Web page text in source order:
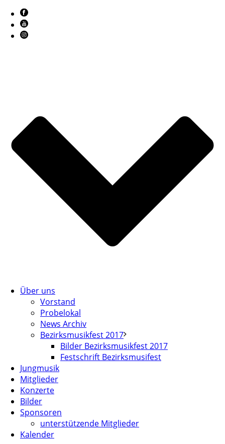
Über uns
Vorstand
Probelokal
News Archiv
Bezirksmusikfest 2017
Bilder Bezirksmusikfest 2017
Festschrift Bezirksmusifest
Jungmusik
Mitglieder
Konzerte
Bilder
Sponsoren
unterstützende Mitglieder
Kalender